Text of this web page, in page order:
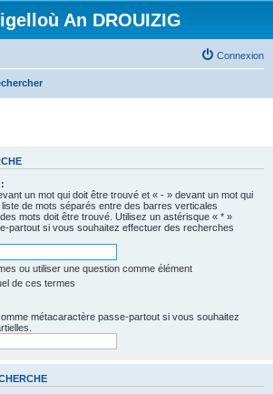
An DROUIZIG
Connexion
un mot qui doit être trouvé et « - » devant un mot qui
de mots séparés entre des barres verticales
mots doit être trouvé. Utilisez un astérisque « * »
partout si vous souhaitez effectuer des recherches
ou utiliser une question comme élément
de ces termes
métacaractère passe-partout si vous souhaitez